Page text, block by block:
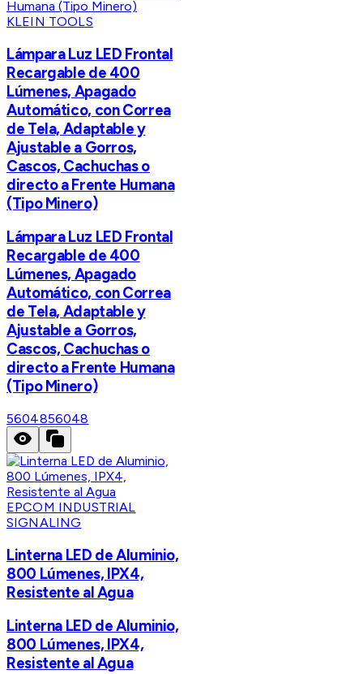
KLEIN TOOLS
Lámpara Luz LED Frontal
Recargable de 400
Lúmenes, Apagado
Automático, con Correa
de Tela, Adaptable y
Ajustable a Gorros,
Cascos, Cachuchas o
directo a Frente Humana
(Tipo Minero)
Lámpara Luz LED Frontal
Recargable de 400
Lúmenes, Apagado
Automático, con Correa
de Tela, Adaptable y
Ajustable a Gorros,
Cascos, Cachuchas o
directo a Frente Humana
(Tipo Minero)
5604856048
EPCOM INDUSTRIAL
SIGNALING
Linterna LED de Aluminio,
800 Lúmenes, IPX4,
Resistente al Agua
Linterna LED de Aluminio,
800 Lúmenes, IPX4,
Resistente al Agua